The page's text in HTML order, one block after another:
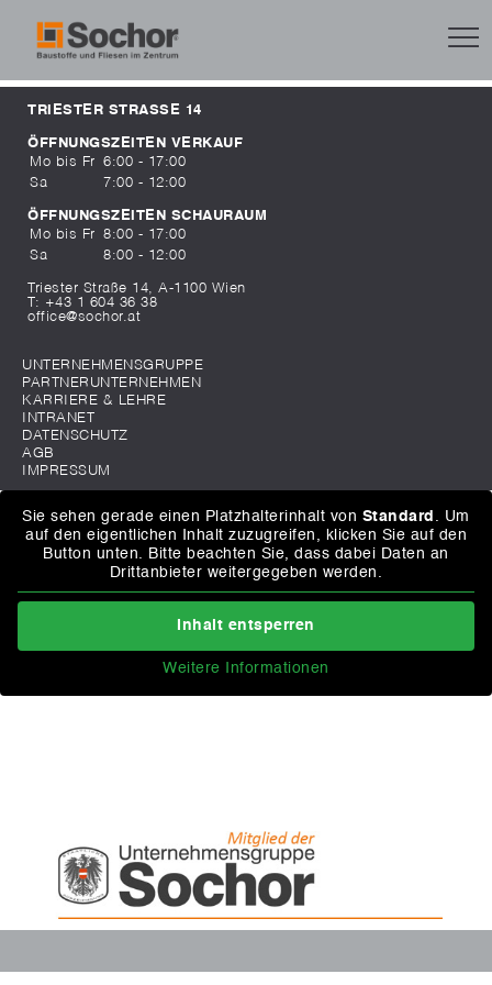
TRIESTER STRASSE 14
ÖFFNUNGSZEITEN VERKAUF
Mo bis Fr
6:00 - 17:00
Sa
7:00 - 12:00
ÖFFNUNGSZEITEN SCHAURAUM
Mo bis Fr
8:00 - 17:00
Sa
8:00 - 12:00
Triester Straße 14, A-1100 Wien
T: +43 1 604 36 38
office@sochor.at
UNTERNEHMENSGRUPPE
PARTNERUNTERNEHMEN
KARRIERE & LEHRE
INTRANET
DATENSCHUTZ
AGB
IMPRESSUM
Sie sehen gerade einen Platzhalterinhalt von Standard . Um
auf den eigentlichen Inhalt zuzugreifen, klicken Sie auf den
Button unten. Bitte beachten Sie, dass dabei Daten an
Drittanbieter weitergegeben werden.
Inhalt entsperren
Weitere Informationen